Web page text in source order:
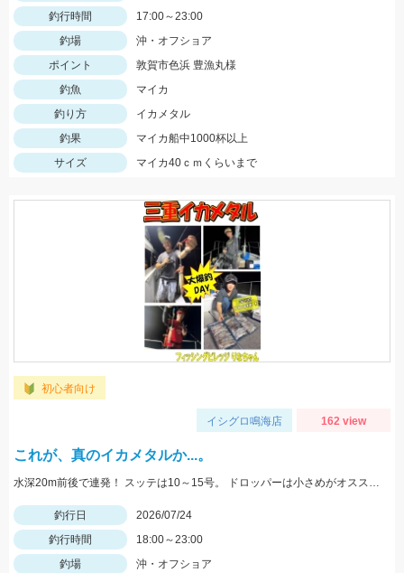
釣行時間
17:00～23:00
釣場
沖・オフショア
ポイント
敦賀市色浜 豊漁丸様
釣魚
マイカ
釣り方
イカメタル
釣果
マイカ船中1000杯以上
サイズ
マイカ40ｃｍくらいまで
初心者向け
イシグロ鳴海店 162 view
これが、真のイカメタルか...。
水深20m前後で連発！ スッテは10～15号。 ドロッパーは小さめがオススメ！
釣行日
2026/07/24
釣行時間
18:00～23:00
釣場
沖・オフショア